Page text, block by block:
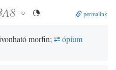
◦  permalink
morfin; ópium